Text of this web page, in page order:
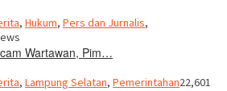
, Hukum, Pers dan Jurnalis,
Wartawan, Pim…
, Lampung Selatan, Pemerintahan22,601